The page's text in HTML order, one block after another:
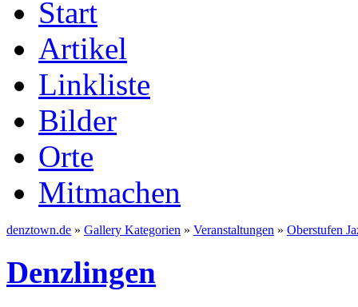
Start
Artikel
Linkliste
Bilder
Orte
Mitmachen
denztown.de » Gallery Kategorien » Veranstaltungen » Oberstufen
Denzlingen